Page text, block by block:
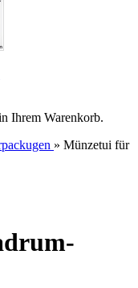
Ihrem Warenkorb.
» Münzetui für